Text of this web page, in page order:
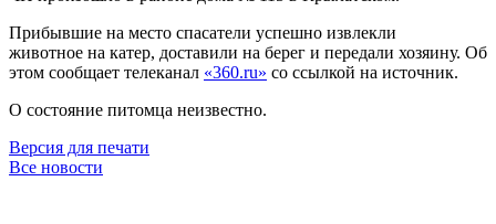
Прибывшие на место спасатели успешно извлекли
животное на катер, доставили на берег и передали хозяину. Об
этом сообщает телеканал «360.ru» со ссылкой на источник.
О состояние питомца неизвестно.
Версия для печати
Все новости